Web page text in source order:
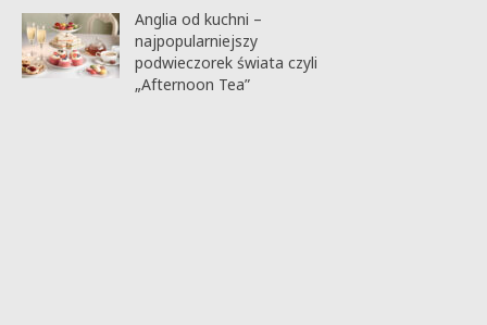
Anglia od kuchni –
najpopularniejszy
podwieczorek świata czyli
„Afternoon Tea”